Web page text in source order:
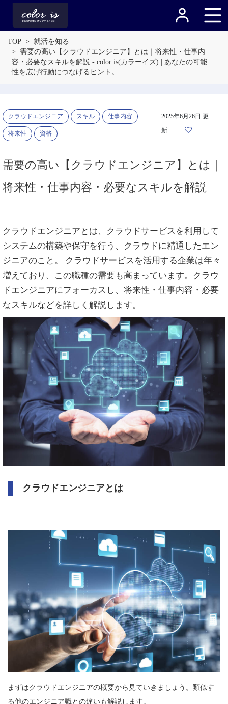
TOP
就活を知る
需要の高い【クラウドエンジニア】とは｜将来性・仕事内
容・必要なスキルを解説 - color is(カラーイズ) | あなたの可能
性を広げ行動につなげるヒント。
クラウドエンジニア スキル 仕事内容
将来性 資格
2025年6月26日 更
新
需要の高い【クラウドエンジニア】とは｜
将来性・仕事内容・必要なスキルを解説
クラウドエンジニアとは、クラウドサービスを利用して
システムの構築や保守を行う、クラウドに精通したエン
ジニアのこと。 クラウドサービスを活用する企業は年々
増えており、この職種の需要も高まっています。クラウ
ドエンジニアにフォーカスし、将来性・仕事内容・必要
なスキルなどを詳しく解説します。
クラウドエンジニアとは
まずはクラウドエンジニアの概要から見ていきましょう。類似す
る他のエンジニア職との違いも解説します。